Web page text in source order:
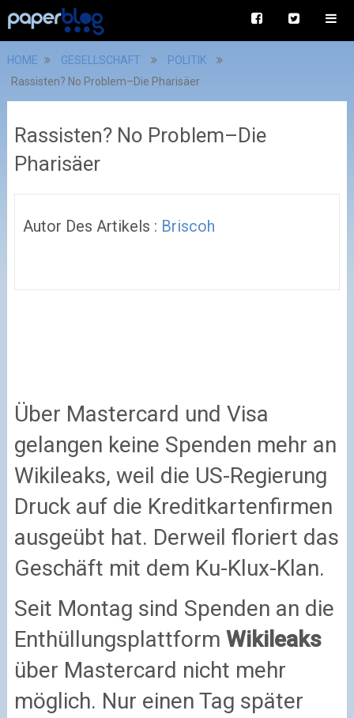
HOME GESELLSCHAFT
POLITIK
Rassisten? No Problem–Die Pharisäer
Rassisten? No Problem–Die
Pharisäer
Autor Des Artikels : Briscoh
Über Mastercard und Visa
gelangen keine Spenden mehr an
Wikileaks, weil die US-Regierung
Druck auf die Kreditkartenfirmen
ausgeübt hat. Derweil floriert das
Geschäft mit dem Ku-Klux-Klan.
Seit Montag sind Spenden an die
Enthüllungsplattform Wikileaks
über Mastercard nicht mehr
möglich. Nur einen Tag später